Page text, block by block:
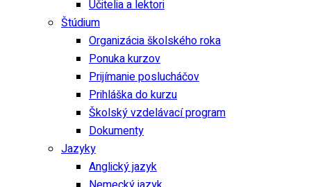
Učitelia a lektori
Štúdium
Organizácia školského roka
Ponuka kurzov
Prijímanie poslucháčov
Prihláška do kurzu
Školský vzdelávací program
Dokumenty
Jazyky
Anglický jazyk